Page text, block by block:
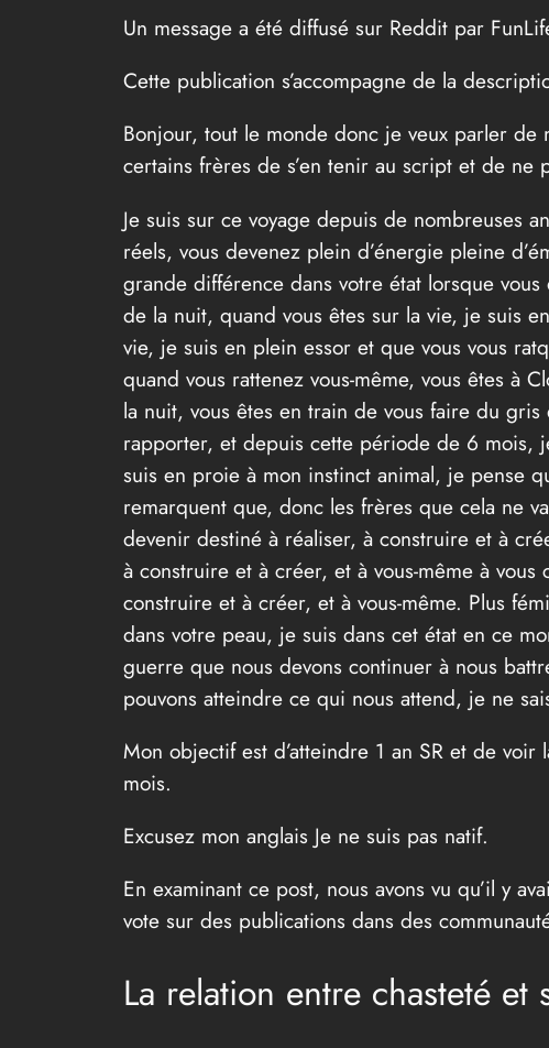
Un message a été diffusé sur Reddit par
Cette publication s’accompagne de la
Bonjour, tout le monde donc je veux parler
certains frères de s’en tenir au script et de ne
Je suis sur ce voyage depuis de nombreuses
réels, vous devenez plein d’énergie pleine
grande différence dans votre état lorsque
de la nuit, quand vous êtes sur la vie, je suis
vie, je suis en plein essor et que vous vous
quand vous rattenez vous-même, vous êtes à
la nuit, vous êtes en train de vous faire du
rapporter, et depuis cette période de 6 mois,
suis en proie à mon instinct animal, je pense
remarquent que, donc les frères que cela ne
devenir destiné à réaliser, à construire et à
à construire et à créer, et à vous-même à
construire et à créer, et à vous-même. Plus
dans votre peau, je suis dans cet état en ce
guerre que nous devons continuer à nous
pouvons atteindre ce qui nous attend, je ne
Mon objectif est d’atteindre 1 an SR et de
mois.
Excusez mon anglais Je ne suis pas natif.
En examinant ce post, nous avons vu qu’il y
vote sur des publications dans des
La relation entre chasteté